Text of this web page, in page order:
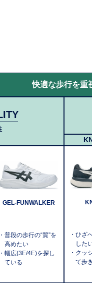
快適な歩行を重
GEL-FUNWALKER
・普段の歩行の“質”を
高めたい
・幅広(3E/4E)を探し
ている
・ひざ
した
・クッ
て歩